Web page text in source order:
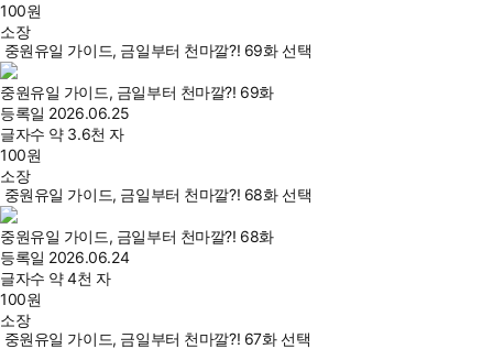
100원
소장
중원유일 가이드, 금일부터 천마깔?! 69화 선택
중원유일 가이드, 금일부터 천마깔?! 69화
등록일 2026.06.25
글자수 약 3.6천 자
100원
소장
중원유일 가이드, 금일부터 천마깔?! 68화 선택
중원유일 가이드, 금일부터 천마깔?! 68화
등록일 2026.06.24
글자수 약 4천 자
100원
소장
중원유일 가이드, 금일부터 천마깔?! 67화 선택